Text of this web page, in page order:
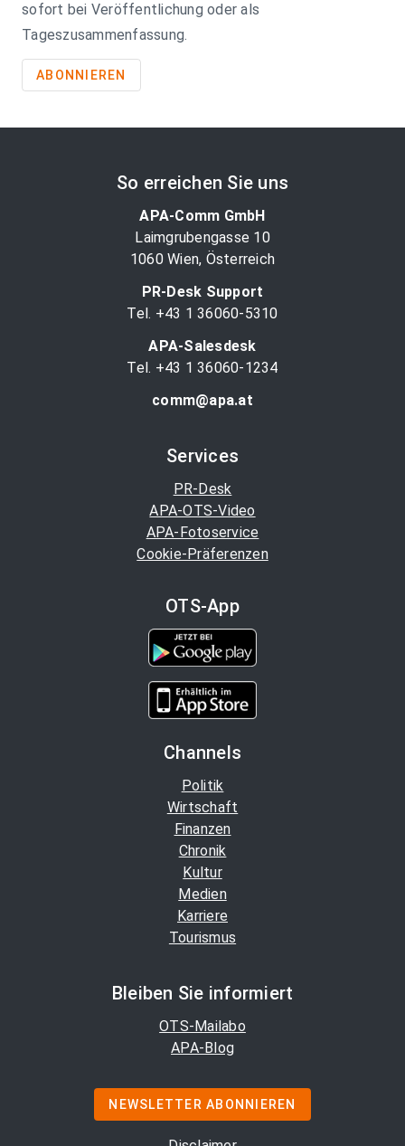
sofort bei Veröffentlichung oder als
Tageszusammenfassung.
ABONNIEREN
So erreichen Sie uns
APA-Comm GmbH
Laimgrubengasse 10
1060 Wien, Österreich
PR-Desk Support
Tel. +43 1 36060-5310
APA-Salesdesk
Tel. +43 1 36060-1234
comm@apa.at
Services
PR-Desk
APA-OTS-Video
APA-Fotoservice
Cookie-Präferenzen
OTS-App
Channels
Politik
Wirtschaft
Finanzen
Chronik
Kultur
Medien
Karriere
Tourismus
Bleiben Sie informiert
OTS-Mailabo
APA-Blog
NEWSLETTER ABONNIEREN